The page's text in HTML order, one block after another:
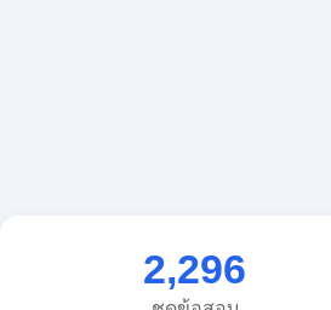
2,296
ชุดข้อสอบ